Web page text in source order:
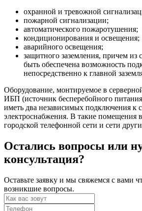
охранной и тревожной
пожарной сигнализации;
автоматического пожаротушения;
кондиционирования и освещения;
аварийного освещения;
защитного заземления, причем из
быть обеспечена возможность
непосредственно к главной
Оборудование, монтируемое в
ИБП (источник бесперебойного
иметь два независимых подключения к
электроснабжения. В такие помещения
городской телефонной сети и сети
Остались вопросы или
консультация?
Оставьте заявку и мы свяжемся с вами
возникшие вопросы.